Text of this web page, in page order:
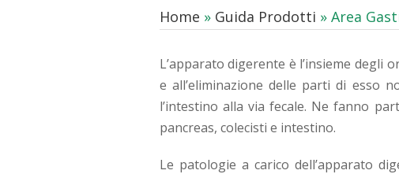
Home » Guida Prodotti » Area
L’apparato digerente è l’insieme degli
e all’eliminazione delle parti di esso
l’intestino alla via fecale. Ne fanno
pancreas, colecisti e intestino.
Le patologie a carico dell’apparato